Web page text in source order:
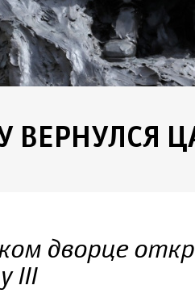
ВЕРНУЛСЯ
дворце
III